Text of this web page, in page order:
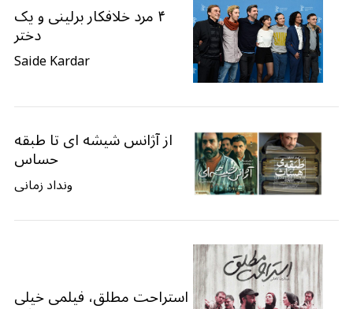
۴ مرد خلافکار برلینی و یک
دختر
Saide Kardar
از آژانس شیشه ای تا طبقه
حساس
ونداد زمانی
استراحت مطلق، فیلمی خیلی